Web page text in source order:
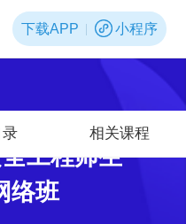
下载APP 小程序
工程师生
络班
相关课程